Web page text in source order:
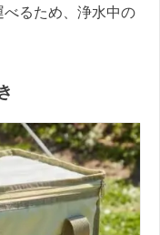
るため、浄水中の